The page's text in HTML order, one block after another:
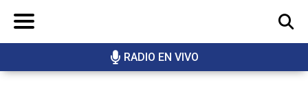
RADIO EN VIVO
BUSCAR